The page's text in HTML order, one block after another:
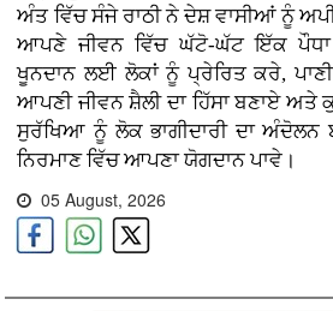
ਅੰਤ ਵਿੱਚ ਸੰਜੇ ਰਾਠੀ ਨੇ ਦੇਸ਼ ਵਾਸੀਆਂ ਨੂੰ
ਆਪਣੇ ਜੀਵਨ ਵਿੱਚ ਘੱਟੋ-ਘੱਟ ਇੱਕ ਪੌਧਾ
ਖੂਨਦਾਨ ਲਈ ਲੋਕਾਂ ਨੂੰ ਪ੍ਰੇਰਿਤ ਕਰੇ,
ਆਪਣੀ ਜੀਵਨ ਸ਼ੈਲੀ ਦਾ ਹਿੱਸਾ ਬਣਾਏ ਅਤੇ
ਸੁਰੱਖਿਆ ਨੂੰ ਲੋਕ ਭਾਗੀਦਾਰੀ ਦਾ ਅੰਦੋਲਨ
ਨਿਰਮਾਣ ਵਿੱਚ ਆਪਣਾ ਯੋਗਦਾਨ ਪਾਵੇ।
05 August, 2026